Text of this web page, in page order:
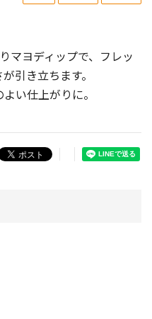
マヨディップで、フレッ
引き立ちます。
い仕上がりに。